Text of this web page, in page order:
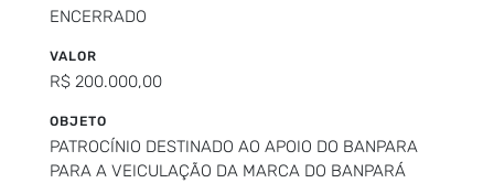
ENCERRADO
VALOR
R$ 200.000,00
OBJETO
PATROCÍNIO DESTINADO AO APOIO DO BANPARA
PARA A VEICULAÇÃO DA MARCA DO BANPARÁ